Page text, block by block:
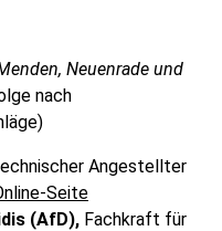
Neuenrade und
nach
Angestellter
Seite
(AfD), Fachkraft für